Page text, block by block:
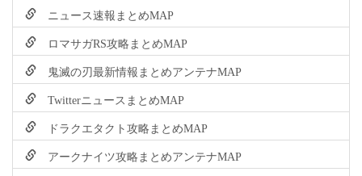
ニュース速報まとめMAP
ロマサガRS攻略まとめMAP
鬼滅の刃最新情報まとめアンテナMAP
TwitterニュースまとめMAP
ドラクエタクト攻略まとめMAP
アークナイツ攻略まとめアンテナMAP